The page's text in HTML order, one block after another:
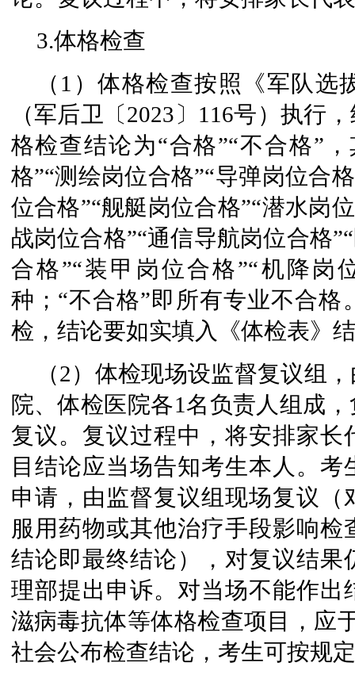
3.体格检查
（1）体格检查按照《军队
（军后卫〔2023〕116号）执行
格检查结论为“合格”“不合格”
格”“测绘岗位合格”“导弹岗位合
位合格”“舰艇岗位合格”“潜水岗
战岗位合格”“通信导航岗位合格
合格”“装甲岗位合格”“机降岗
种；“不合格”即所有专业不合
检，结论要如实填入《体检表》
（2）体检现场设监督复议组
院、体检医院各1名负责人组成
复议。复议过程中，将安排家
目结论应当场告知考生本人。
申请，由监督复议组现场复议
服用药物或其他治疗手段影响
结论即最终结论），对复议结
理部提出申诉。对当场不能作
滋病毒抗体等体格检查项目，应
社会公布检查结论，考生可按规